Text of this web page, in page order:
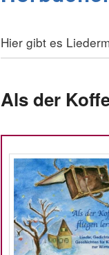
Hier gibt es
Als der